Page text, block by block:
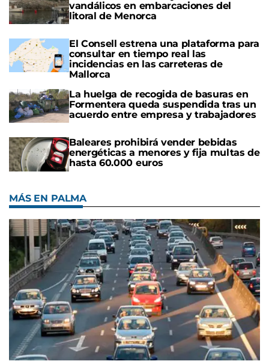
vandálicos en embarcaciones del
litoral de Menorca
El Consell estrena una plataforma para
consultar en tiempo real las
incidencias en las carreteras de
Mallorca
La huelga de recogida de basuras en
Formentera queda suspendida tras un
acuerdo entre empresa y trabajadores
Baleares prohibirá vender bebidas
energéticas a menores y fija multas de
hasta 60.000 euros
MÁS EN PALMA